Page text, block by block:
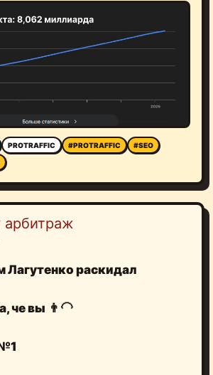
PROTRAFFIC #PROTRAFFIC
#SEO
Лагутенко раскидал
че вы 👨‍🦲